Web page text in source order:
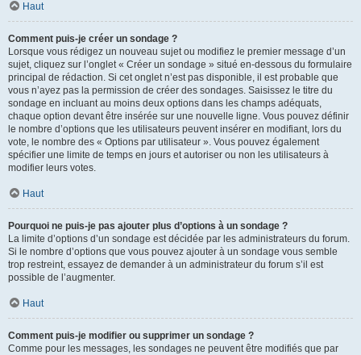
Haut
Comment puis-je créer un sondage ?
Lorsque vous rédigez un nouveau sujet ou modifiez le premier message d’un
sujet, cliquez sur l’onglet « Créer un sondage » situé en-dessous du formulaire
principal de rédaction. Si cet onglet n’est pas disponible, il est probable que
vous n’ayez pas la permission de créer des sondages. Saisissez le titre du
sondage en incluant au moins deux options dans les champs adéquats,
chaque option devant être insérée sur une nouvelle ligne. Vous pouvez définir
le nombre d’options que les utilisateurs peuvent insérer en modifiant, lors du
vote, le nombre des « Options par utilisateur ». Vous pouvez également
spécifier une limite de temps en jours et autoriser ou non les utilisateurs à
modifier leurs votes.
Haut
Pourquoi ne puis-je pas ajouter plus d’options à un sondage ?
La limite d’options d’un sondage est décidée par les administrateurs du forum.
Si le nombre d’options que vous pouvez ajouter à un sondage vous semble
trop restreint, essayez de demander à un administrateur du forum s’il est
possible de l’augmenter.
Haut
Comment puis-je modifier ou supprimer un sondage ?
Comme pour les messages, les sondages ne peuvent être modifiés que par